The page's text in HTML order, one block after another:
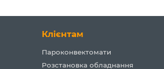
Клієнтам
Пароконвектомати
Розстановка обладнання